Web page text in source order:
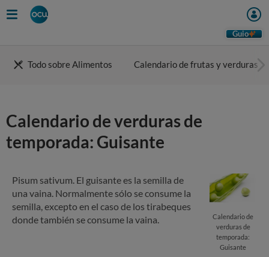
to
Guio
Todo sobre Alimentos Calendario de frutas y verduras
Calendario de verduras de
temporada: Guisante
Pisum sativum. El guisante es la semilla de
una vaina. Normalmente sólo se consume la
semilla, excepto en el caso de los tirabeques
donde también se consume la vaina.
Calendario de
verduras de
temporada:
Guisante